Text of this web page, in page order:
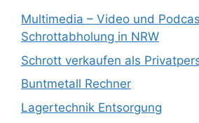
Multimedia – Video und
Schrottabholung in NRW
Schrott verkaufen als
Buntmetall Rechner
Lagertechnik Entsorgung